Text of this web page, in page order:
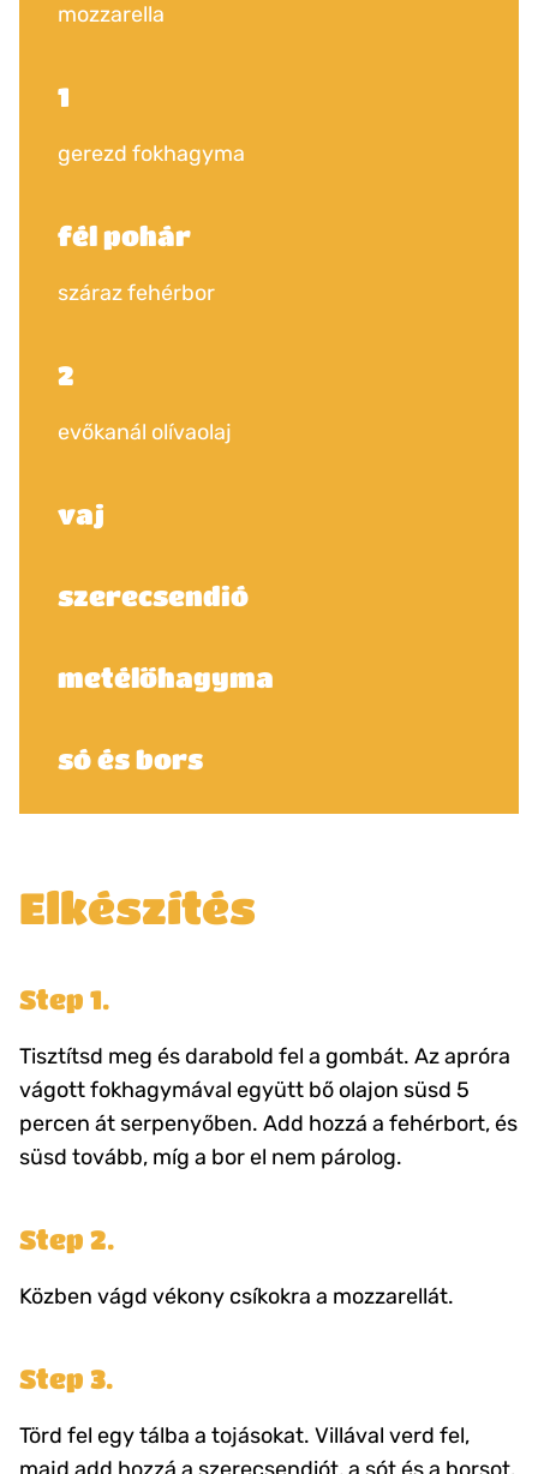
Elkészítés
Step 1.
Tisztítsd meg és darabold fel a gombát. Az apróra
vágott fokhagymával együtt bő olajon süsd 5
percen át serpenyőben. Add hozzá a fehérbort, és
süsd tovább, míg a bor el nem párolog.
Step 2.
Közben vágd vékony csíkokra a mozzarellát.
Step 3.
Törd fel egy tálba a tojásokat. Villával verd fel,
mozzarella
1
gerezd fokhagyma
fél pohár
száraz fehérbor
2
evőkanál olívaolaj
vaj
szerecsendió
metélőhagyma
só és bors